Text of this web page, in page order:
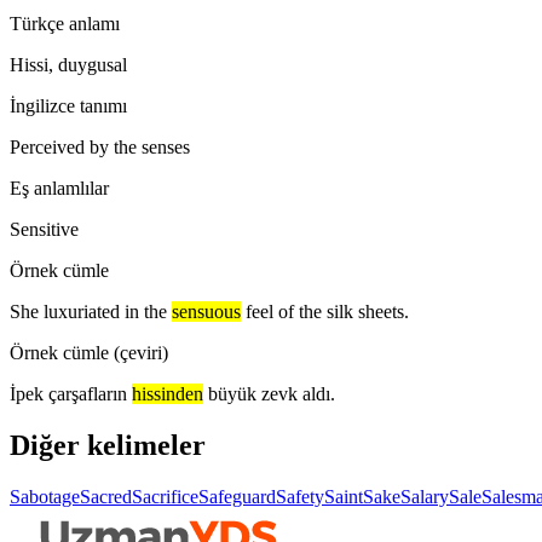
Türkçe anlamı
Hissi, duygusal
İngilizce tanımı
Perceived by the senses
Eş anlamlılar
Sensitive
Örnek cümle
She luxuriated in the sensuous feel of the silk sheets.
Örnek cümle (çeviri)
İpek çarşafların hissinden büyük zevk aldı.
Diğer kelimeler
SabotageSacredSacrificeSafeguardSafetySaintSakeSalarySale